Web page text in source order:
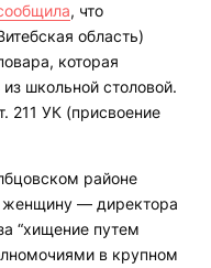
, что
область)
которая
школьной столовой.
211 УК (присвоение
районе
женщину — директора
“хищение путем
в крупном